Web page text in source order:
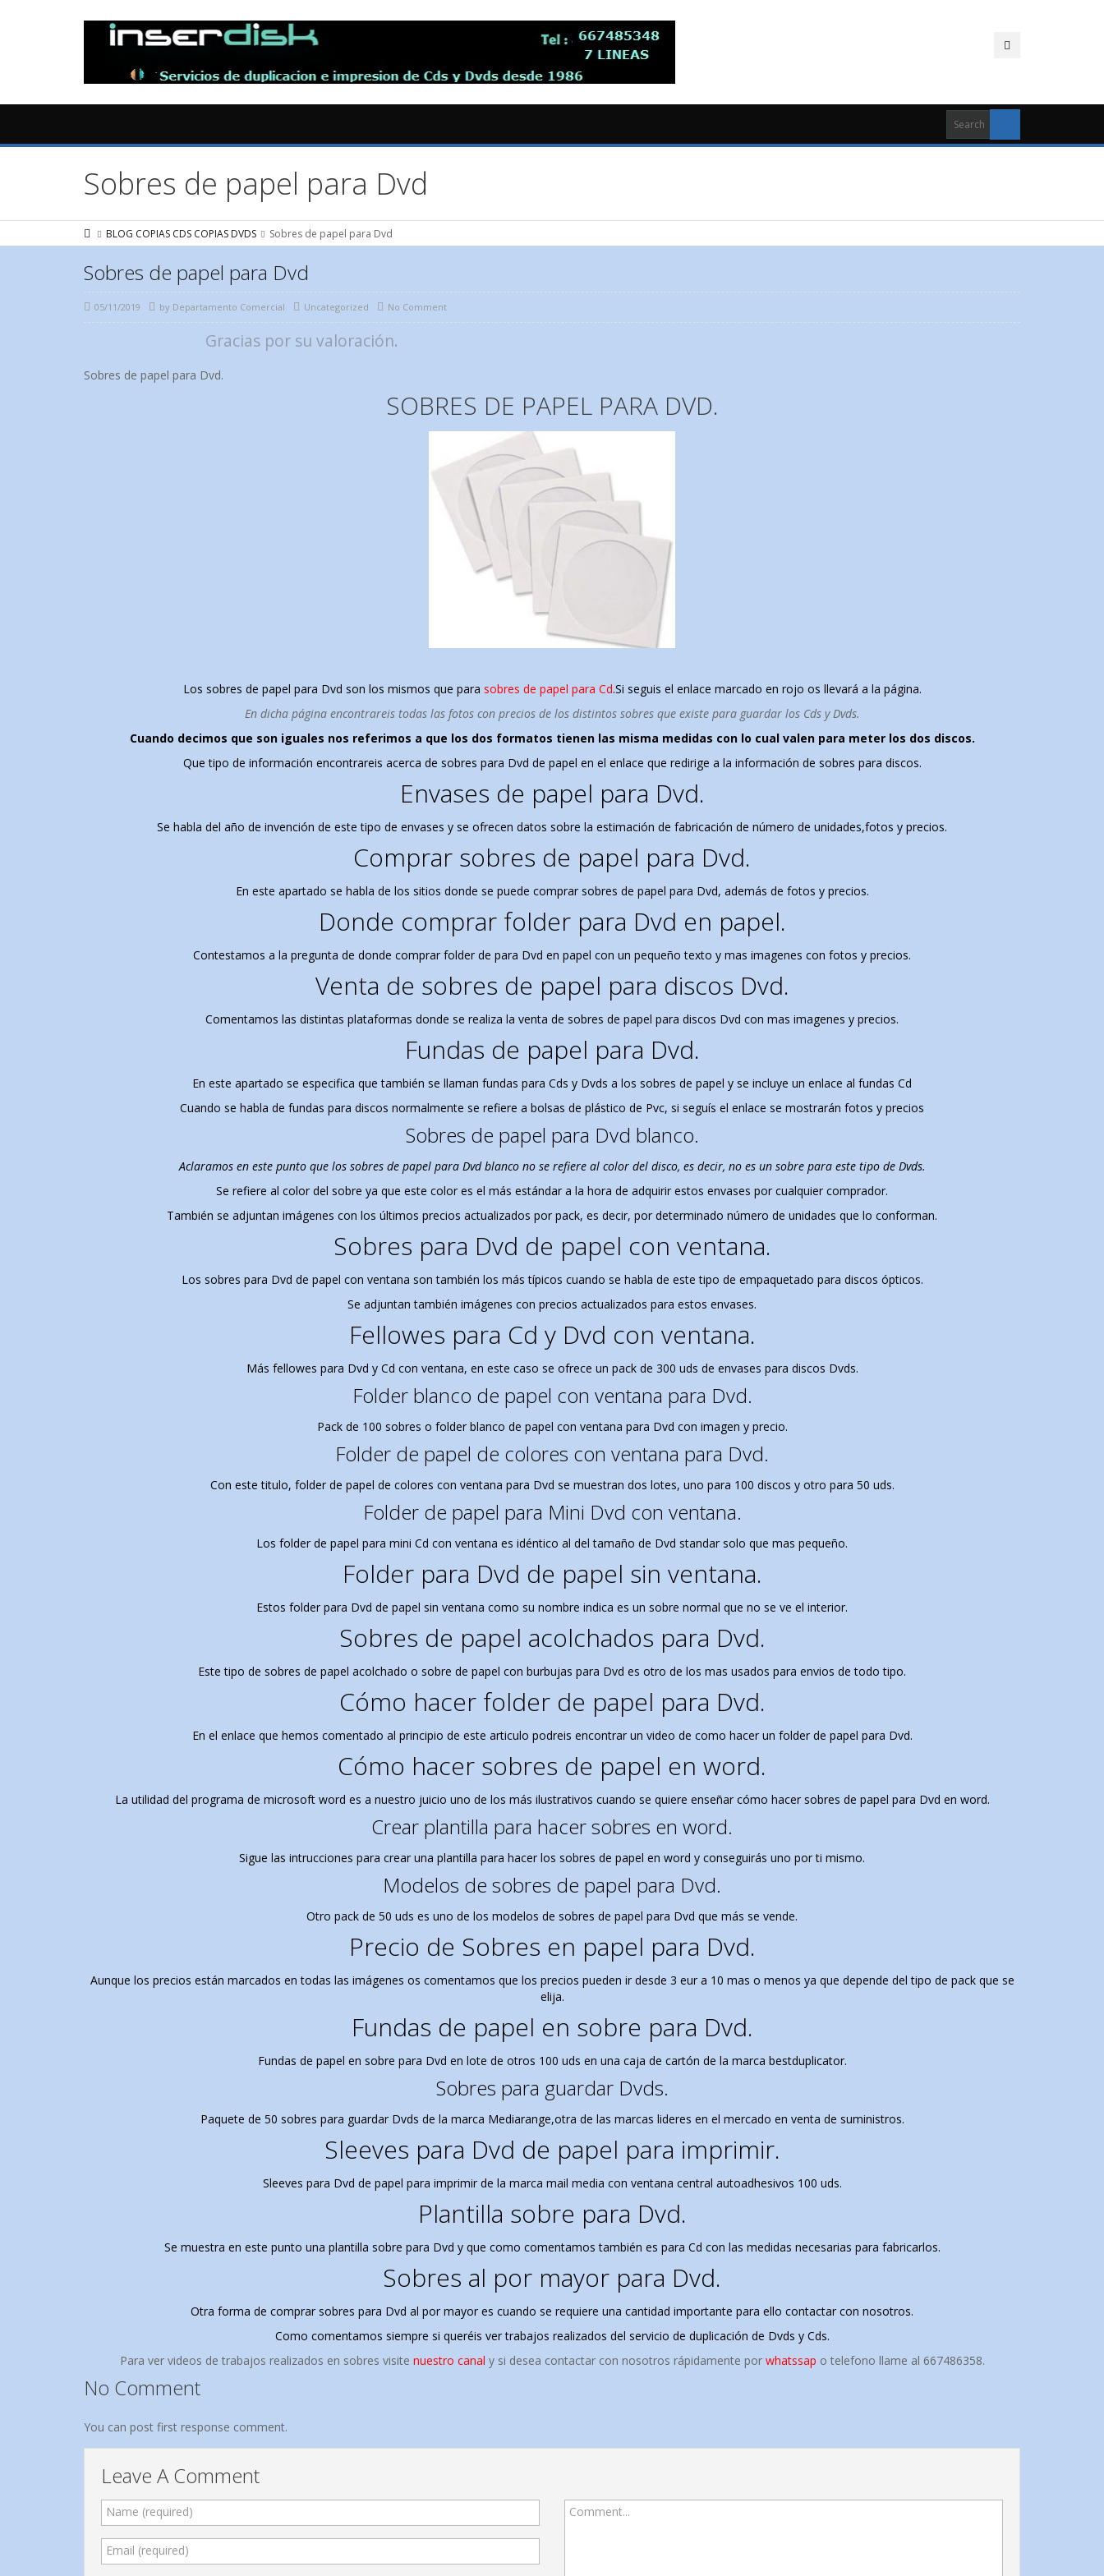
Sobres de papel para Dvd
BLOG COPIAS CDS COPIAS DVDS Sobres de papel para Dvd
Sobres de papel para Dvd
05/11/2019 by Departamento Comercial Uncategorized No Comment
Gracias por su valoración.
Sobres de papel para Dvd.
SOBRES DE PAPEL PARA DVD.
Los sobres de papel para Dvd son los mismos que para sobres de papel para Cd.Si seguis el enlace marcado en rojo os llevará a la página.
En dicha página encontrareis todas las fotos con precios de los distintos sobres que existe para guardar los Cds y Dvds.
Cuando decimos que son iguales nos referimos a que los dos formatos tienen las misma medidas con lo cual valen para meter los dos discos.
Que tipo de información encontrareis acerca de sobres para Dvd de papel en el enlace que redirige a la información de sobres para discos.
Envases de papel para Dvd.
Se habla del año de invención de este tipo de envases y se ofrecen datos sobre la estimación de fabricación de número de unidades,fotos y precios.
Comprar sobres de papel para Dvd.
En este apartado se habla de los sitios donde se puede comprar sobres de papel para Dvd, además de fotos y precios.
Donde comprar folder para Dvd en papel.
Contestamos a la pregunta de donde comprar folder de para Dvd en papel con un pequeño texto y mas imagenes con fotos y precios.
Venta de sobres de papel para discos Dvd.
Comentamos las distintas plataformas donde se realiza la venta de sobres de papel para discos Dvd con mas imagenes y precios.
Fundas de papel para Dvd.
En este apartado se especifica que también se llaman fundas para Cds y Dvds a los sobres de papel y se incluye un enlace al fundas Cd
Cuando se habla de fundas para discos normalmente se refiere a bolsas de plástico de Pvc, si seguís el enlace se mostrarán fotos y precios
Sobres de papel para Dvd blanco.
Aclaramos en este punto que los sobres de papel para Dvd blanco no se refiere al color del disco, es decir, no es un sobre para este tipo de Dvds.
Se refiere al color del sobre ya que este color es el más estándar a la hora de adquirir estos envases por cualquier comprador.
También se adjuntan imágenes con los últimos precios actualizados por pack, es decir, por determinado número de unidades que lo conforman.
Sobres para Dvd de papel con ventana.
Los sobres para Dvd de papel con ventana son también los más típicos cuando se habla de este tipo de empaquetado para discos ópticos.
Se adjuntan también imágenes con precios actualizados para estos envases.
Fellowes para Cd y Dvd con ventana.
Más fellowes para Dvd y Cd con ventana, en este caso se ofrece un pack de 300 uds de envases para discos Dvds.
Folder blanco de papel con ventana para Dvd.
Pack de 100 sobres o folder blanco de papel con ventana para Dvd con imagen y precio.
Folder de papel de colores con ventana para Dvd.
Con este titulo, folder de papel de colores con ventana para Dvd se muestran dos lotes, uno para 100 discos y otro para 50 uds.
Folder de papel para Mini Dvd con ventana.
Los folder de papel para mini Cd con ventana es idéntico al del tamaño de Dvd standar solo que mas pequeño.
Folder para Dvd de papel sin ventana.
Estos folder para Dvd de papel sin ventana como su nombre indica es un sobre normal que no se ve el interior.
Sobres de papel acolchados para Dvd.
Este tipo de sobres de papel acolchado o sobre de papel con burbujas para Dvd es otro de los mas usados para envios de todo tipo.
Cómo hacer folder de papel para Dvd.
En el enlace que hemos comentado al principio de este articulo podreis encontrar un video de como hacer un folder de papel para Dvd.
Cómo hacer sobres de papel en word.
La utilidad del programa de microsoft word es a nuestro juicio uno de los más ilustrativos cuando se quiere enseñar cómo hacer sobres de papel para Dvd en word.
Crear plantilla para hacer sobres en word.
Sigue las intrucciones para crear una plantilla para hacer los sobres de papel en word y conseguirás uno por ti mismo.
Modelos de sobres de papel para Dvd.
Otro pack de 50 uds es uno de los modelos de sobres de papel para Dvd que más se vende.
Precio de Sobres en papel para Dvd.
Aunque los precios están marcados en todas las imágenes os comentamos que los precios pueden ir desde 3 eur a 10 mas o menos ya que depende del tipo de pack que se
elija.
Fundas de papel en sobre para Dvd.
Fundas de papel en sobre para Dvd en lote de otros 100 uds en una caja de cartón de la marca bestduplicator.
Sobres para guardar Dvds.
Paquete de 50 sobres para guardar Dvds de la marca Mediarange,otra de las marcas lideres en el mercado en venta de suministros.
Sleeves para Dvd de papel para imprimir.
Sleeves para Dvd de papel para imprimir de la marca mail media con ventana central autoadhesivos 100 uds.
Plantilla sobre para Dvd.
Se muestra en este punto una plantilla sobre para Dvd y que como comentamos también es para Cd con las medidas necesarias para fabricarlos.
Sobres al por mayor para Dvd.
Otra forma de comprar sobres para Dvd al por mayor es cuando se requiere una cantidad importante para ello contactar con nosotros.
Como comentamos siempre si queréis ver trabajos realizados del servicio de duplicación de Dvds y Cds.
Para ver videos de trabajos realizados en sobres visite nuestro canal y si desea contactar con nosotros rápidamente por whatssap o telefono llame al 667486358.
No Comment
You can post first response comment.
Leave A Comment
Name (required)
Email (required)
Comment...